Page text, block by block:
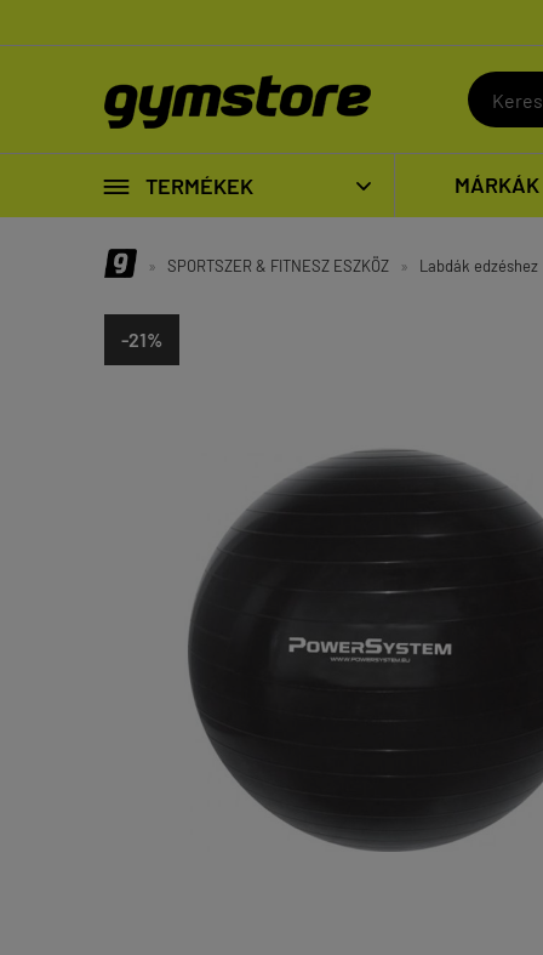
 TERMÉKEK  MÁRKÁK
» SPORTSZER & FITNESZ ESZKÖZ » Labdák edzéshez
-21%